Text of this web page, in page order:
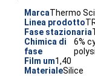
MarcaThermo
Linea prodotto
Fase stazionaria
Chimica di
fase
6%
Film um1,40
MaterialeSilice